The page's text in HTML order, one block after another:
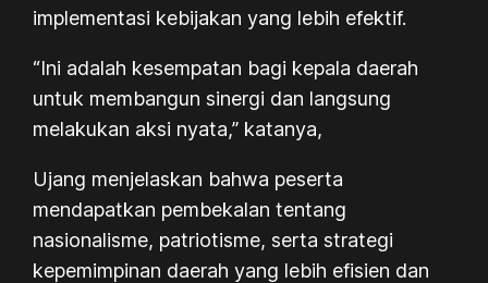
implementasi kebijakan yang lebih efektif.
“Ini adalah kesempatan bagi kepala daerah
untuk membangun sinergi dan langsung
melakukan aksi nyata,” katanya,
Ujang menjelaskan bahwa peserta
mendapatkan pembekalan tentang
nasionalisme, patriotisme, serta strategi
kepemimpinan daerah yang lebih efisien dan